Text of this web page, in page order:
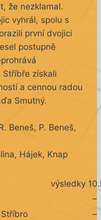
že nezklamal.
vyhrál, spolu s
první dvojici
postupně
získali
a cennou radou
Smutný.
Beneš, P. Beneš,
Hájek, Knap
výsledky
–
–